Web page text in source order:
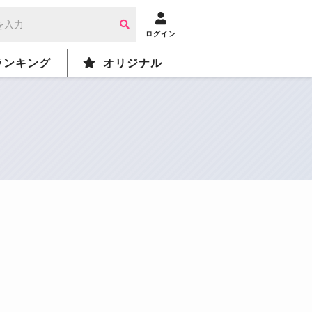
ログイン
ンキング オリジナル